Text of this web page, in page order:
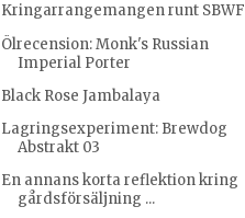
Kringarrangemangen runt SBWF
Ölrecension: Monk's Russian
Imperial Porter
Black Rose Jambalaya
Lagringsexperiment: Brewdog
Abstrakt 03
En annans korta reflektion kring
gårdsförsäljning ...